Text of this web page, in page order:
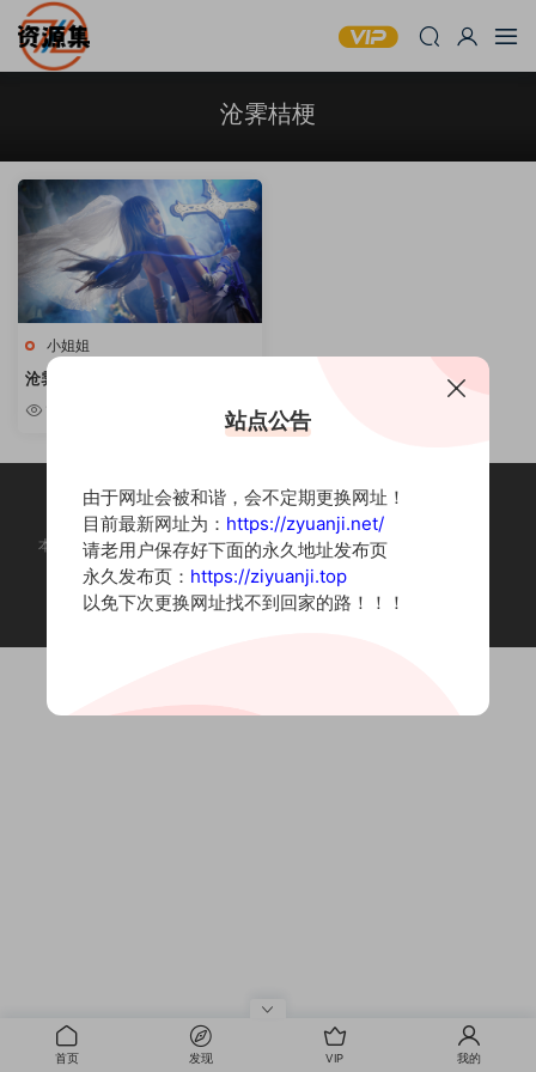
沧霁桔梗
小姐姐
沧霁桔梗 – 可爱萌妹写真合集 [持
续更新]
本站为摄影写真图片网站，内容来自网络收集整理，仅作个人学习使用。
如有违法内容请联系删除
Copyright © 2022 资源集
首页 发现 VIP 我的
站点公告
由于网址会被和谐，会不定期更换网址！
目前最新网址为： https://zyuanji.net/
请老用户保存好下面的永久地址发布页
永久发布页： https://ziyuanji.top
以免下次更换网址找不到回家的路！！！